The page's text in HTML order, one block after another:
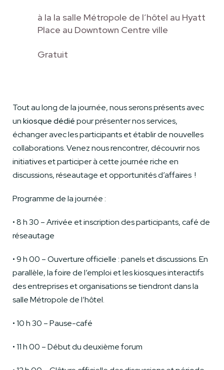
à la la salle Métropole de l’hôtel au Hyatt
Place au Downtown Centre ville
Gratuit
Tout au long de la journée, nous serons présents avec
unkiosque dédiépour présenter nos services,
échanger avec les participants et établir de nouvelles
collaborations. Venez nous rencontrer, découvrir nos
initiatives et participer à cette journée riche en
discussions, réseautage et opportunités d’affaires !
Programme de la journée :
• 8 h 30 – Arrivée et inscription des participants, café de
réseautage
• 9 h 00 – Ouverture officielle : panels et discussions. En
parallèle, la foire de l’emploi et les kiosques interactifs
des entreprises et organisations se tiendront dans la
salle Métropole de l’hôtel.
• 10 h 30 – Pause-café
• 11 h 00 – Début du deuxième forum